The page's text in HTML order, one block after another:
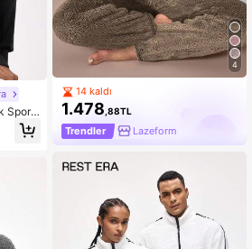
Spor F
Pantol
4
14 kaldı
1.478 ,88TL
Trendler Lazeform